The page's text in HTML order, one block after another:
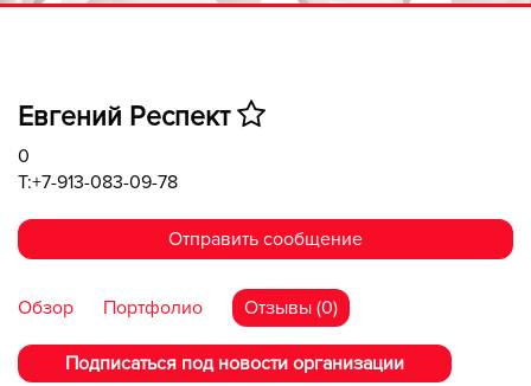
Евгений Респект
0
T:+7-913-083-09-78
Отправить сообщение
Обзор Портфолио Отзывы (0)
Подписаться под новости организации